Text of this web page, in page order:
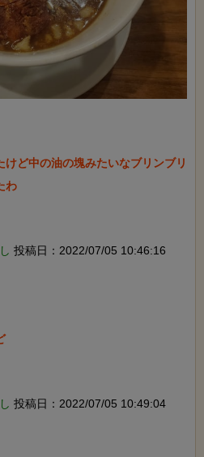
ど中の油の塊みたいなブリンブリ
わ
投稿日：2022/07/05 10:46:16
投稿日：2022/07/05 10:49:04